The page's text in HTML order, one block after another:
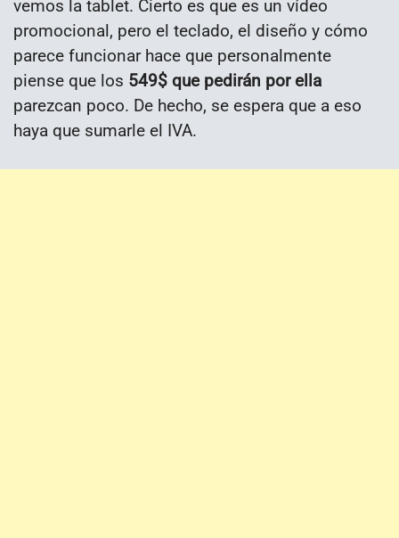
vemos la tablet. Cierto es que es un vídeo
promocional, pero el teclado, el diseño y cómo
parece funcionar hace que personalmente
piense que los 549$ que pedirán por ella
parezcan poco. De hecho, se espera que a eso
haya que sumarle el IVA.